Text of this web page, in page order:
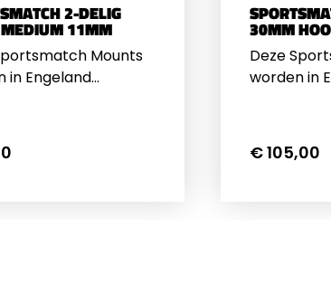
2-DELIG
11MM
Mounts
in Engeland
De
is altijd goed
30MM
Deze
worden in
€ 105,00